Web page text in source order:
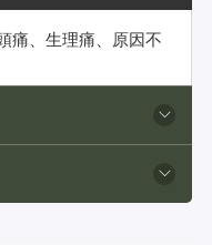
痛、生理痛、原因不